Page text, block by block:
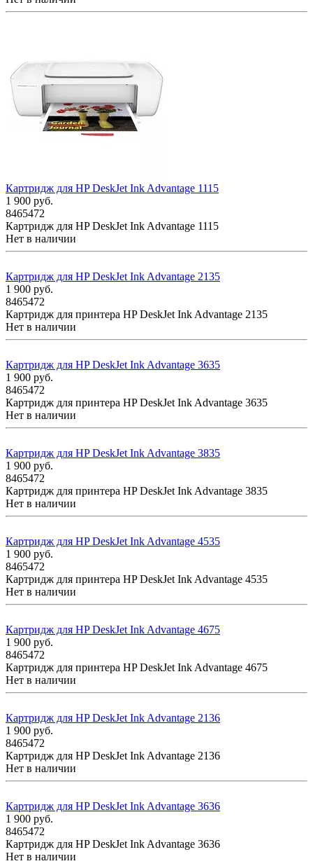
Картридж для HP DeskJet Ink Advantage 1115
1 900 руб.
8465472
Картридж для HP DeskJet Ink Advantage 1115
Нет в наличии
Картридж для HP DeskJet Ink Advantage 2135
1 900 руб.
8465472
Картридж для принтера HP DeskJet Ink Advantage 2135
Нет в наличии
Картридж для HP DeskJet Ink Advantage 3635
1 900 руб.
8465472
Картридж для принтера HP DeskJet Ink Advantage 3635
Нет в наличии
Картридж для HP DeskJet Ink Advantage 3835
1 900 руб.
8465472
Картридж для принтера HP DeskJet Ink Advantage 3835
Нет в наличии
Картридж для HP DeskJet Ink Advantage 4535
1 900 руб.
8465472
Картридж для принтера HP DeskJet Ink Advantage 4535
Нет в наличии
Картридж для HP DeskJet Ink Advantage 4675
1 900 руб.
8465472
Картридж для принтера HP DeskJet Ink Advantage 4675
Нет в наличии
Картридж для HP DeskJet Ink Advantage 2136
1 900 руб.
8465472
Картридж для HP DeskJet Ink Advantage 2136
Нет в наличии
Картридж для HP DeskJet Ink Advantage 3636
1 900 руб.
8465472
Картридж для HP DeskJet Ink Advantage 3636
Нет в наличии